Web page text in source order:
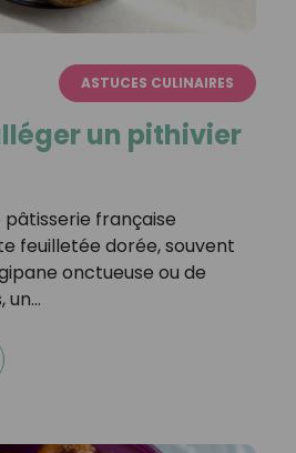
ASTUCES CULINAIRES
un pithivier
pâtisserie française
feuilletée dorée, souvent
onctueuse ou de
un…